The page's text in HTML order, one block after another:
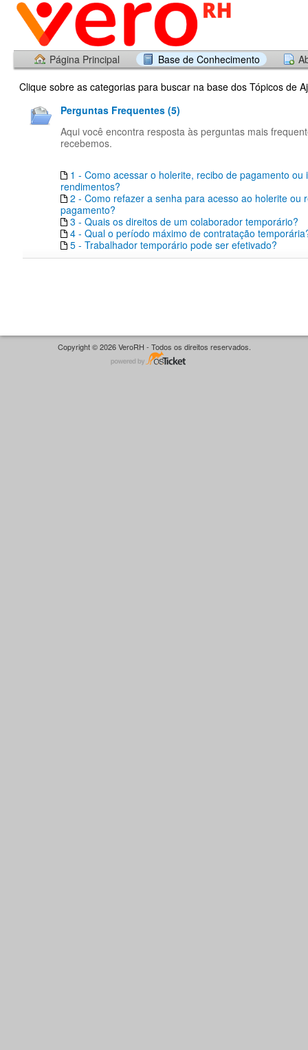
Página Principal Base de Conhecimento
Clique sobre as categorias para buscar na base dos Tópicos de
Perguntas Frequentes (5)
Aqui você encontra resposta às perguntas mais
recebemos.
1 - Como acessar o holerite, recibo de pagamento ou
rendimentos?
2 - Como refazer a senha para acesso ao holerite ou
pagamento?
3 - Quais os direitos de um colaborador temporário?
4 - Qual o período máximo de contratação
5 - Trabalhador temporário pode ser efetivado?
Copyright © 2026 VeroRH - Todos os direitos reservados.